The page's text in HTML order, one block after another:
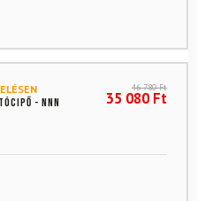
- NNN
46 780Ft
35 080Ft